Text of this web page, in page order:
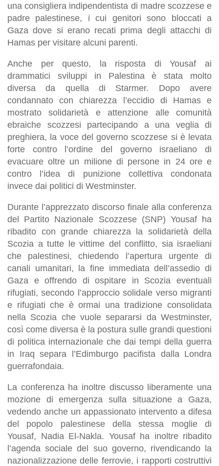
una consigliera indipendentista di madre scozzese e
padre palestinese, i cui genitori sono bloccati a
Gaza dove si erano recati prima degli attacchi di
Hamas per visitare alcuni parenti.
Anche per questo, la risposta di Yousaf ai
drammatici sviluppi in Palestina è stata molto
diversa da quella di Starmer. Dopo avere
condannato con chiarezza l’eccidio di Hamas e
mostrato solidarietà e attenzione alle comunità
ebraiche scozzesi partecipando a una veglia di
preghiera, la voce del governo scozzese si è levata
forte contro l’ordine del governo israeliano di
evacuare oltre un milione di persone in 24 ore e
contro l’idea di punizione collettiva condonata
invece dai politici di Westminster.
Durante l’apprezzato discorso finale alla conferenza
del Partito Nazionale Scozzese (SNP) Yousaf ha
ribadito con grande chiarezza la solidarietà della
Scozia a tutte le vittime del conflitto, sia israeliani
che palestinesi, chiedendo l’apertura urgente di
canali umanitari, la fine immediata dell’assedio di
Gaza e offrendo di ospitare in Scozia eventuali
rifugiati, secondo l’approccio solidale verso migranti
e rifugiati che è ormai una tradizione consolidata
nella Scozia che vuole separarsi da Westminster,
così come diversa è la postura sulle grandi questioni
di politica internazionale che dai tempi della guerra
in Iraq separa l’Edimburgo pacifista dalla Londra
guerrafondaia.
La conferenza ha inoltre discusso liberamente una
mozione di emergenza sulla situazione a Gaza,
vedendo anche un appassionato intervento a difesa
del popolo palestinese della stessa moglie di
Yousaf, Nadia El-Nakla. Yousaf ha inoltre ribadito
l’agenda sociale del suo governo, rivendicando la
nazionalizzazione delle ferrovie, i rapporti costruttivi